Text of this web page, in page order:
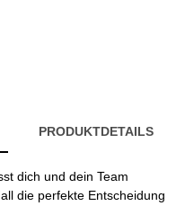
PRODUKTDETAILS
dich und dein Team
die perfekte Entscheidung